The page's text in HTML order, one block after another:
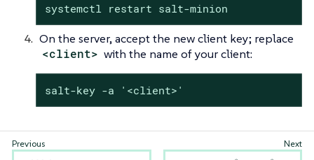
systemctl restart salt-minion
On the server, accept the new client key; replace
<client> with the name of your client:
salt-key -a '<client>'